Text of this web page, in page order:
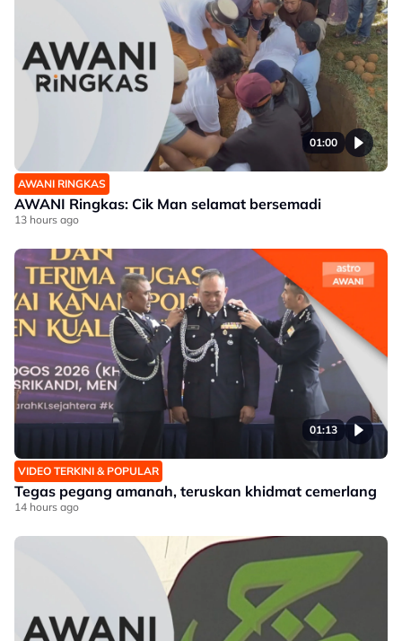
01:00
AWANI RINGKAS
AWANI Ringkas: Cik Man selamat bersemadi
13 hours ago
01:13
VIDEO TERKINI & POPULAR
Tegas pegang amanah, teruskan khidmat cemerlang
14 hours ago